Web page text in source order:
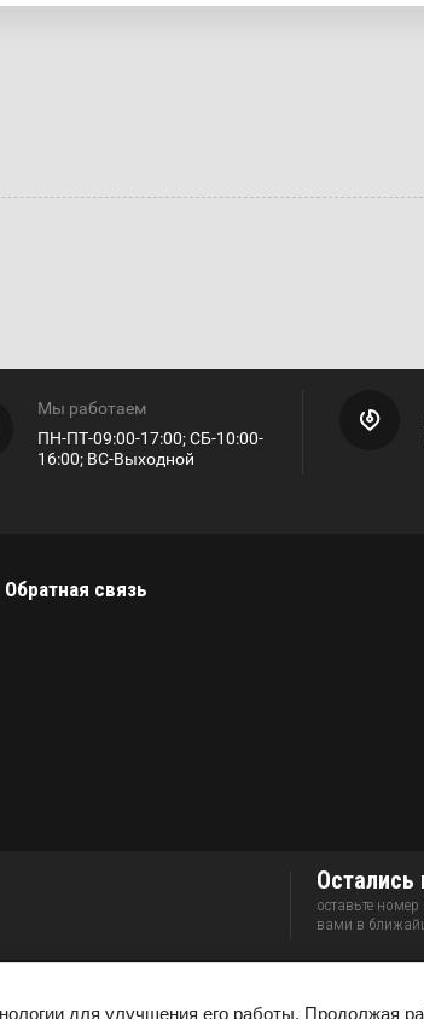
Мы работаем
ПН-ПТ-09:00-17:00; СБ-10:00-
16:00; ВС-Выходной
Обратная связь
Остались
оставьте
вами в
для улучшения его работы. Продолжая